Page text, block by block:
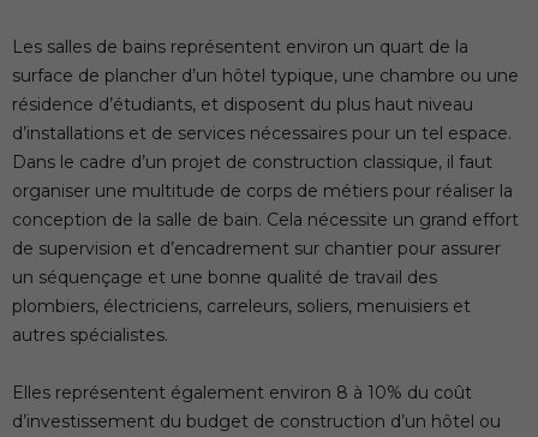
Les salles de bains représentent environ un quart de la
surface de plancher d’un hôtel typique, une chambre ou une
résidence d’étudiants, et disposent du plus haut niveau
d’installations et de services nécessaires pour un tel espace.
Dans le cadre d’un projet de construction classique, il faut
organiser une multitude de corps de métiers pour réaliser la
conception de la salle de bain. Cela nécessite un grand effort
de supervision et d’encadrement sur chantier pour assurer
un séquençage et une bonne qualité de travail des
plombiers, électriciens, carreleurs, soliers, menuisiers et
autres spécialistes.
Elles représentent également environ 8 à 10% du coût
d’investissement du budget de construction d’un hôtel ou